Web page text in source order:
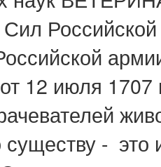
12 июля
- это